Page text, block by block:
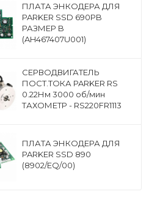
ПЛАТА ЭНКОДЕРА ДЛЯ
PARKER SSD 690PB
РАЗМЕР B
(AH467407U001)
CЕРВОДВИГАТЕЛЬ
ПОСТ.ТОКА PARKER RS
0.22Нм 3000 об/мин
ТАХОМЕТР - RS220FR1113
ПЛАТА ЭНКОДЕРА ДЛЯ
PARKER SSD 890
(8902/EQ/00)